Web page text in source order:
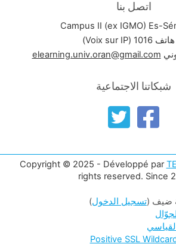
اتصل بنا
Campus II (ex IGMO) Es-
هاتف 1016 (Voix sur IP)
elearning.univ.oran@gmail.com
شبكاتنا الاجتماعية
Copyright © 2025 - Développé par
rights reserved. Since
ضيف (تسجيل الدخول)
Positive SSL